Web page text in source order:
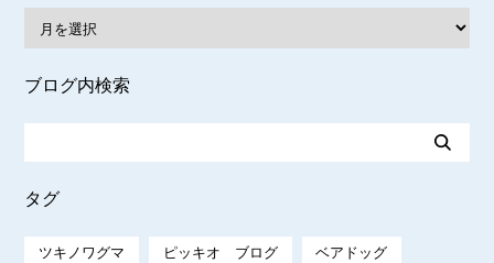
ブログ内検索
タグ
ツキノワグマ ピッキオ ブログ ベアドッグ